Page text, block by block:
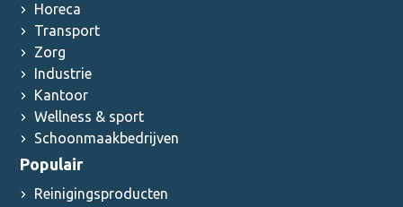
Horeca
Transport
Zorg
Industrie
Kantoor
Wellness & sport
Schoonmaakbedrijven
Populair
Reinigingsproducten